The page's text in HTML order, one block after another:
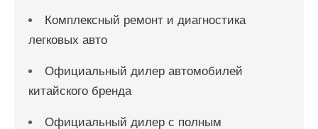
Комплексный ремонт и диагностика
легковых авто
Официальный дилер автомобилей
китайского бренда
Официальный дилер с полным